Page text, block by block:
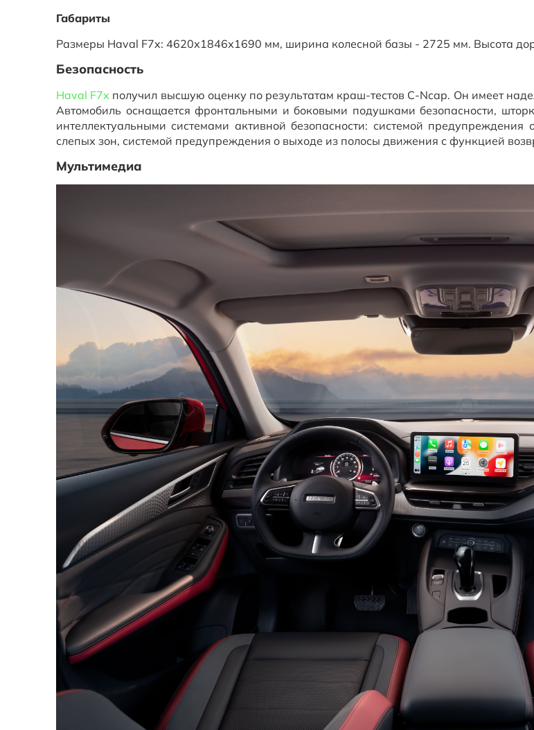
Габариты
Размеры Haval F7x: 4620х1846х1690 мм, ширина колесной базы - 2725 мм. Высота
Безопасность
Haval F7x получил высшую оценку по результатам краш-тестов C-Ncap. Он имеет
Автомобиль оснащается фронтальными и боковыми подушками безопасности,
интеллектуальными системами активной безопасности: системой
слепых зон, системой предупреждения о выходе из полосы движения с функцией
Мультимедиа